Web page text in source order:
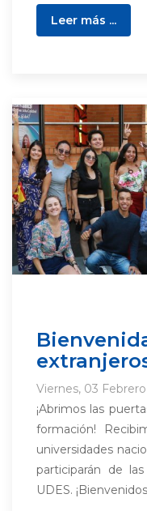
Leer más ...
Viernes, 03 Febrero
¡Abrimos las
formación!
universidades
participarán de
UDES.